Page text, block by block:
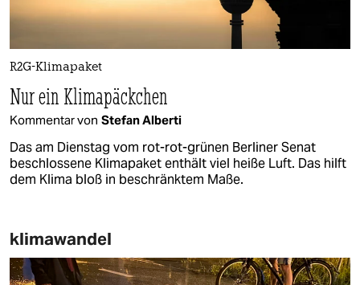
R2G-Klimapaket
Nur ein Klimapäckchen
Kommentar von Stefan Alberti
Das am Dienstag vom rot-rot-grünen Berliner Senat
beschlossene Klimapaket enthält viel heiße Luft. Das hilft
dem Klima bloß in beschränktem Maße.
klimawandel